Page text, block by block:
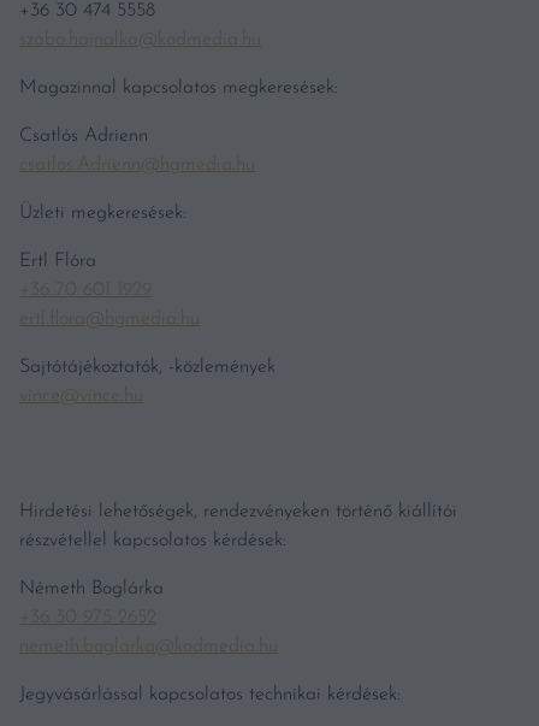
+36 30 474 5558
szabo.hajnalka@kodmedia.hu
Magazinnal kapcsolatos megkeresések:
Csatlós Adrienn
csatlos.Adrienn@hgmedia.hu
Üzleti megkeresések:
Ertl Flóra
+36 70 601 1929
ertl.flora@hgmedia.hu
Sajtótájékoztatók, -közlemények
vince@vince.hu
Hirdetési lehetőségek, rendezvényeken történő kiállítói
részvétellel kapcsolatos kérdések:
Németh Boglárka
+36 30 975 2652
nemeth.boglarka@kodmedia.hu
Jegyvásárlással kapcsolatos technikai kérdések: